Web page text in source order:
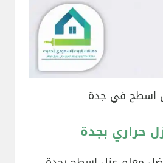
اسطح في جدة
حراري بجدة